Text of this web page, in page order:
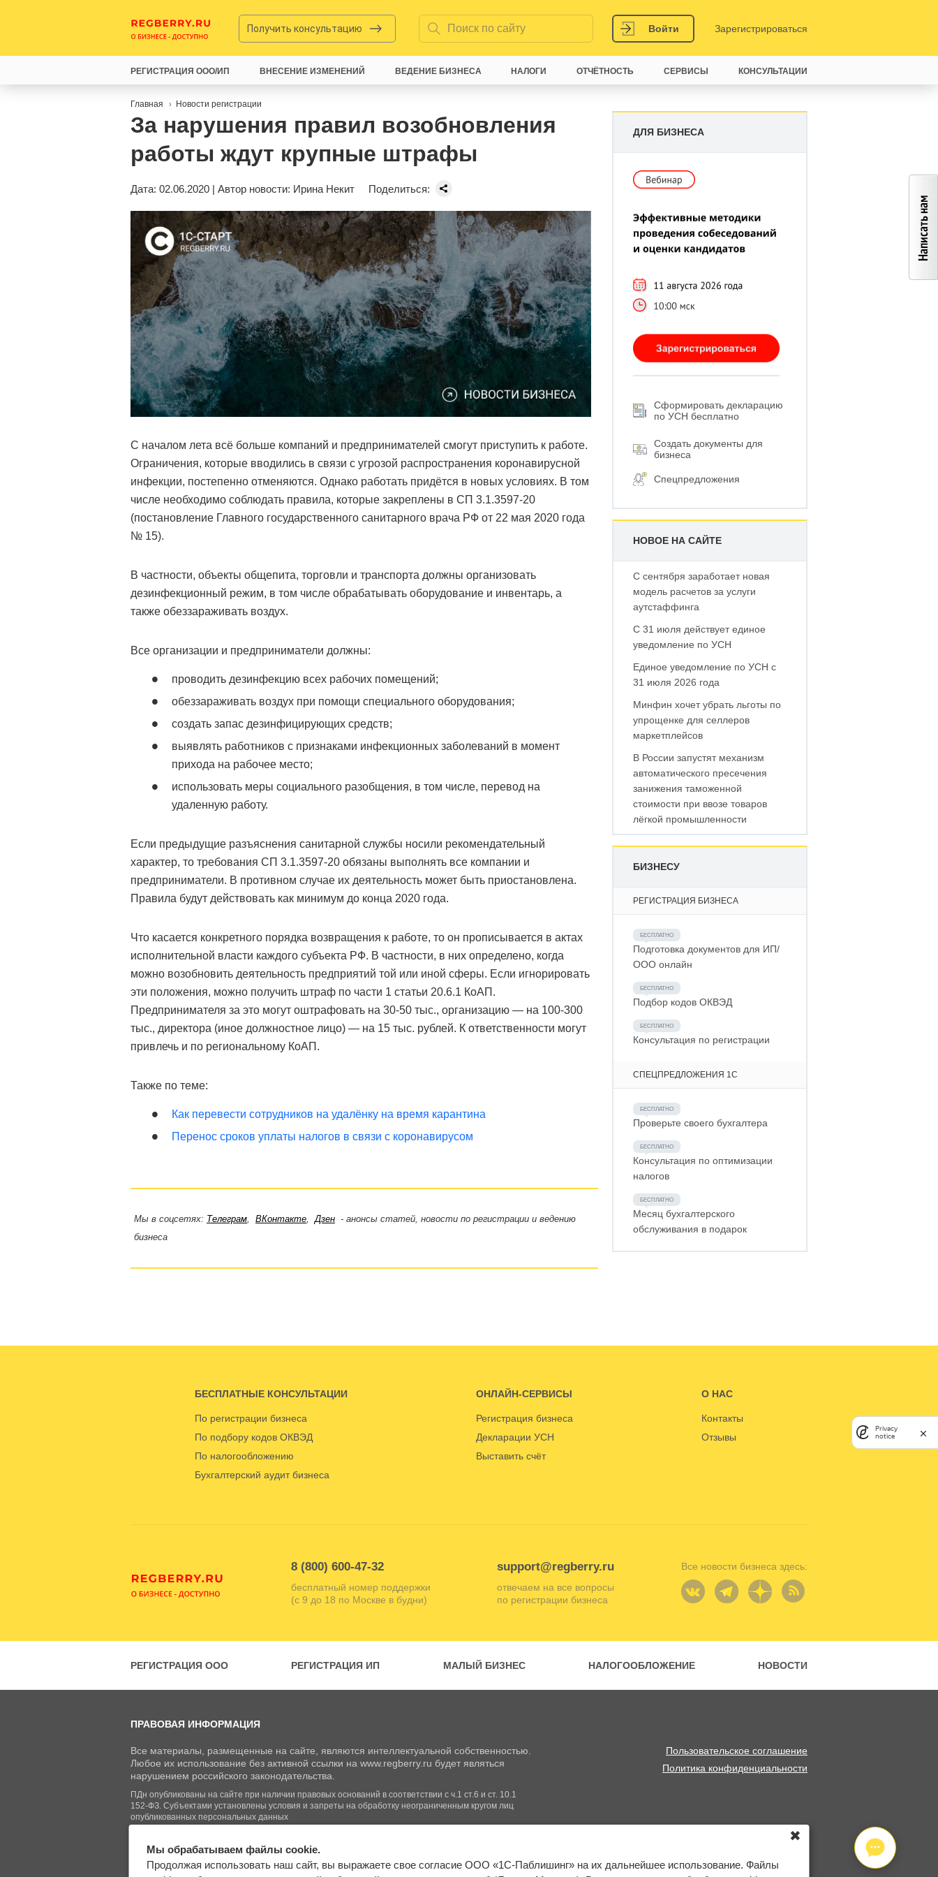
Получить консультацию Войти Зарегистрироваться
Главная Новости регистрации
За нарушения правил возобновления
работы ждут крупные штрафы
Дата: 02.06.2020 | Автор новости: Ирина Некит Поделиться:
С началом лета всё больше компаний и предпринимателей смогут приступить к работе.
Ограничения, которые вводились в связи с угрозой распространения коронавирусной
инфекции, постепенно отменяются. Однако работать придётся в новых условиях. В том
числе необходимо соблюдать правила, которые закреплены в СП 3.1.3597-20
(постановление Главного государственного санитарного врача РФ от 22 мая 2020 года
№ 15).
В частности, объекты общепита, торговли и транспорта должны организовать
дезинфекционный режим, в том числе обрабатывать оборудование и инвентарь, а
также обеззараживать воздух.
Все организации и предприниматели должны:
проводить дезинфекцию всех рабочих помещений;
обеззараживать воздух при помощи специального оборудования;
создать запас дезинфицирующих средств;
выявлять работников с признаками инфекционных заболеваний в момент
прихода на рабочее место;
использовать меры социального разобщения, в том числе, перевод на
удаленную работу.
Если предыдущие разъяснения санитарной службы носили рекомендательный
характер, то требования СП 3.1.3597-20 обязаны выполнять все компании и
предприниматели. В противном случае их деятельность может быть приостановлена.
Правила будут действовать как минимум до конца 2020 года.
Что касается конкретного порядка возвращения к работе, то он прописывается в актах
исполнительной власти каждого субъекта РФ. В частности, в них определено, когда
можно возобновить деятельность предприятий той или иной сферы. Если игнорировать
эти положения, можно получить штраф по части 1 статьи 20.6.1 КоАП.
Предпринимателя за это могут оштрафовать на 30-50 тыс., организацию — на 100-300
тыс., директора (иное должностное лицо) — на 15 тыс. рублей. К ответственности могут
привлечь и по региональному КоАП.
Также по теме:
Как перевести сотрудников на удалёнку на время карантина
Перенос сроков уплаты налогов в связи с коронавирусом
Мы в соцсетях: Телеграм ВКонтакте Дзен - анонсы статей, новости по регистрации и ведению
бизнеса
ДЛЯ БИЗНЕСА
Сформировать декларацию
по УСН бесплатно
Создать документы для
бизнеса
Спецпредложения
НОВОЕ НА САЙТЕ
С сентября заработает новая
модель расчетов за услуги
аутстаффинга
С 31 июля действует единое
уведомление по УСН
Единое уведомление по УСН с
31 июля 2026 года
Минфин хочет убрать льготы по
упрощенке для селлеров
маркетплейсов
В России запустят механизм
автоматического пресечения
занижения таможенной
стоимости при ввозе товаров
лёгкой промышленности
БИЗНЕСУ
РЕГИСТРАЦИЯ БИЗНЕСА
Подготовка документов для ИП/
ООО онлайн
Подбор кодов ОКВЭД
Консультация по регистрации
СПЕЦПРЕДЛОЖЕНИЯ 1С
Проверьте своего бухгалтера
Консультация по оптимизации
налогов
Месяц бухгалтерского
обслуживания в подарок
РЕГИСТРАЦИЯ ООО/ИП ВНЕСЕНИЕ ИЗМЕНЕНИЙ ВЕДЕНИЕ БИЗНЕСА НАЛОГИ ОТЧЁТНОСТЬ СЕРВИСЫ КОНСУЛЬТАЦИИ
БЕСПЛАТНЫЕ КОНСУЛЬТАЦИИ
По регистрации бизнеса
По подбору кодов ОКВЭД
По налогообложению
Бухгалтерский аудит бизнеса
ОНЛАЙН-СЕРВИСЫ
Регистрация бизнеса
Декларации УСН
Выставить счёт
О НАС
Контакты
Отзывы
8 (800) 600-47-32
бесплатный номер поддержки
(с 9 до 18 по Москве в будни)
support@regberry.ru
отвечаем на все вопросы
по регистрации бизнеса
Все новости бизнеса здесь:
РЕГИСТРАЦИЯ ООО РЕГИСТРАЦИЯ ИП МАЛЫЙ БИЗНЕС НАЛОГООБЛОЖЕНИЕ НОВОСТИ
ПРАВОВАЯ ИНФОРМАЦИЯ
Все материалы, размещенные на сайте, являются интеллектуальной собственностью.
Любое их использование без активной ссылки на www.regberry.ru будет являться
нарушением российского законодательства.
ПДн опубликованы на сайте при наличии правовых оснований в соответствии с ч.1 ст.6 и ст. 10.1
152-ФЗ. Субъектами установлены условия и запреты на обработку неограниченным кругом лиц
опубликованных персональных данных
Пользовательское соглашение
Политика конфиденциальности
© Regberry.ru, 2013–2026
Входим в группу
Мы обрабатываем файлы cookie.
Продолжая использовать наш сайт, вы выражаете свое согласие ООО «1С-Паблишинг» на их дальнейшее использование. Файлы
✖
Privacy
notice